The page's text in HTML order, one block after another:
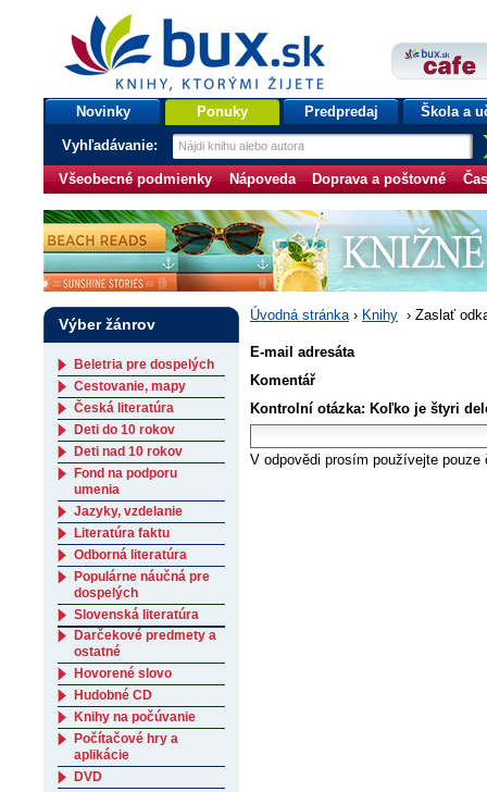
bux.sk
knihy, ktorými žijete
Úvodná stránka
Novinky Ponuky Predpredaj Škola a
Vyhľadávanie:
Všeobecné podmienky Nápoveda Doprava a poštovné
Úvodná stránka› Knihy › Zaslať
E-mail adresáta
Komentář
Kontrolní otázka: Koľko je štyri
V odpovědi prosím používejte pouze
Výber žánrov
Beletria pre dospelých
Cestovanie, mapy
Česká literatúra
Deti do 10 rokov
Deti nad 10 rokov
Fond na podporu
umenia
Jazyky, vzdelanie
Literatúra faktu
Odborná literatúra
Populárne náučná pre
dospelých
Slovenská literatúra
Darčekové predmety a
ostatné
Hovorené slovo
Hudobné CD
Knihy na počúvanie
Počítačové hry a
aplikácie
DVD